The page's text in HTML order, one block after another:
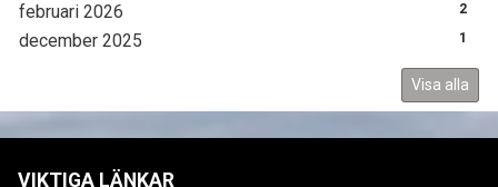
februari 2026 2
december 2025 1
Visa alla
VIKTIGA LÄNKAR